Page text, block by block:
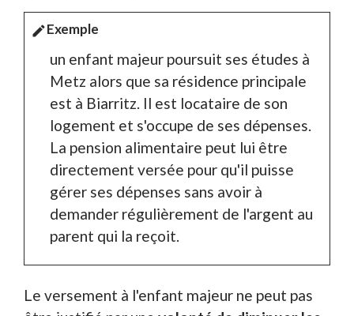
editExemple
un enfant majeur poursuit ses études à
Metz alors que sa résidence principale
est à Biarritz. Il est locataire de son
logement et s'occupe de ses dépenses.
La pension alimentaire peut lui être
directement versée pour qu'il puisse
gérer ses dépenses sans avoir à
demander régulièrement de l'argent au
parent qui la reçoit.
Le versement à l'enfant majeur ne peut pas